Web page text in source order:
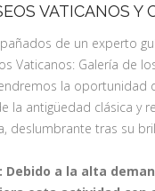
VATICANOS Y
de un experto
Vaticanos: Galería de
la oportunidad
la antigüedad clásica y
deslumbrante tras su
Debido a la alta